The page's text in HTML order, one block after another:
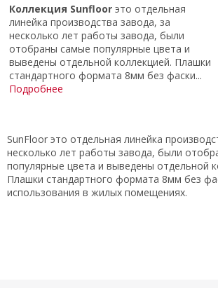
Коллекция Sunfloor это отдельная
линейка производства завода, за
несколько лет работы завода, были
отобраны самые популярные цвета и
выведены отдельной коллекцией. Плашки
стандартного формата 8мм без фаски...
Подробнее
SunFloor это отдельная линейка
несколько лет работы завода, были
популярные цвета и выведены отдельной
Плашки стандартного формата 8мм без
использования в жилых помещениях.